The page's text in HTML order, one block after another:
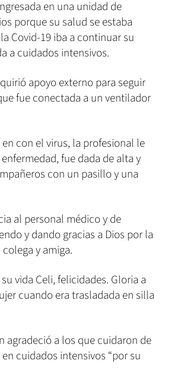
en una unidad de
porque su salud se estaba
Covid-19 iba a continuar su
a cuidados intensivos.
apoyo externo para seguir
fue conectada a un ventilador
en con el virus, la profesional le
fue dada de alta y
con un pasillo y una
al personal médico y de
y dando gracias a Dios por la
y amiga.
vida Celi, felicidades. Gloria a
cuando era trasladada en silla
agradeció a los que cuidaron de
cuidados intensivos “por su